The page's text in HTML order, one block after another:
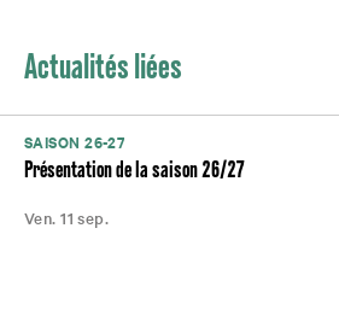
Actualités liées
SAISON 26-27
Présentation de la saison 26/27
Ven. 11 sep.